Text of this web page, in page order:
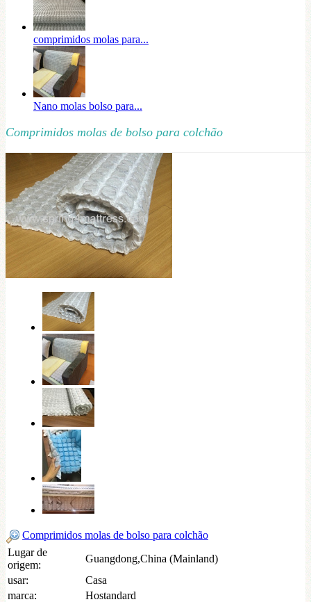
comprimidos molas para...
Nano molas bolso para...
Comprimidos molas de bolso para colchão
Comprimidos molas de bolso para colchão
Lugar de
origem:
Guangdong,China (Mainland)
usar:
Casa
marca:
Hostandard